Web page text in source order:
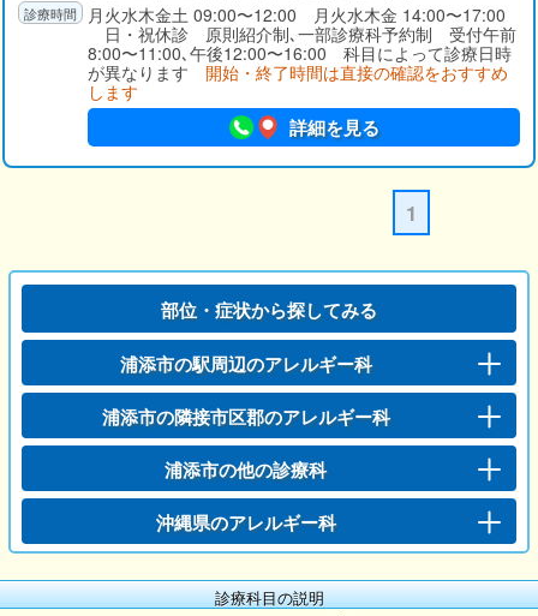
月火水木金土 09:00〜12:00 月火水木金 14:00〜17:00
日・祝休診 原則紹介制､一部診療科予約制 受付午前
8:00〜11:00､午後12:00〜16:00 科目によって診療日時
が異なります 開始・終了時間は直接の確認をおすすめ
します
詳細を見る
1
部位・症状から探してみる
浦添市の駅周辺のアレルギー科
浦添市の隣接市区郡のアレルギー科
浦添市の他の診療科
沖縄県のアレルギー科
診療科目の説明